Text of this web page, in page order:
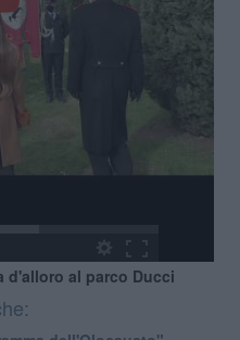
d'alloro al parco Ducci